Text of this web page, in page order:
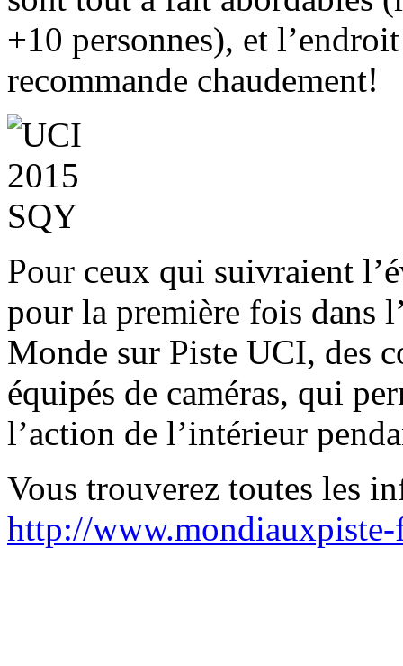
+10 personnes), et
recommande chaudement!
Pour ceux qui suivraient
pour la première fois dans
Monde sur Piste UCI, des
équipés de caméras, qui
l’action de l’intérieur
Vous trouverez toutes les
http://